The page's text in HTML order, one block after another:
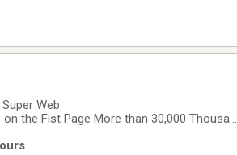
Web
the Fist Page More than 30,000 Thousand